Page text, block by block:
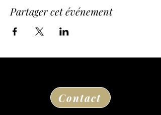
Partager cet événement
Contact